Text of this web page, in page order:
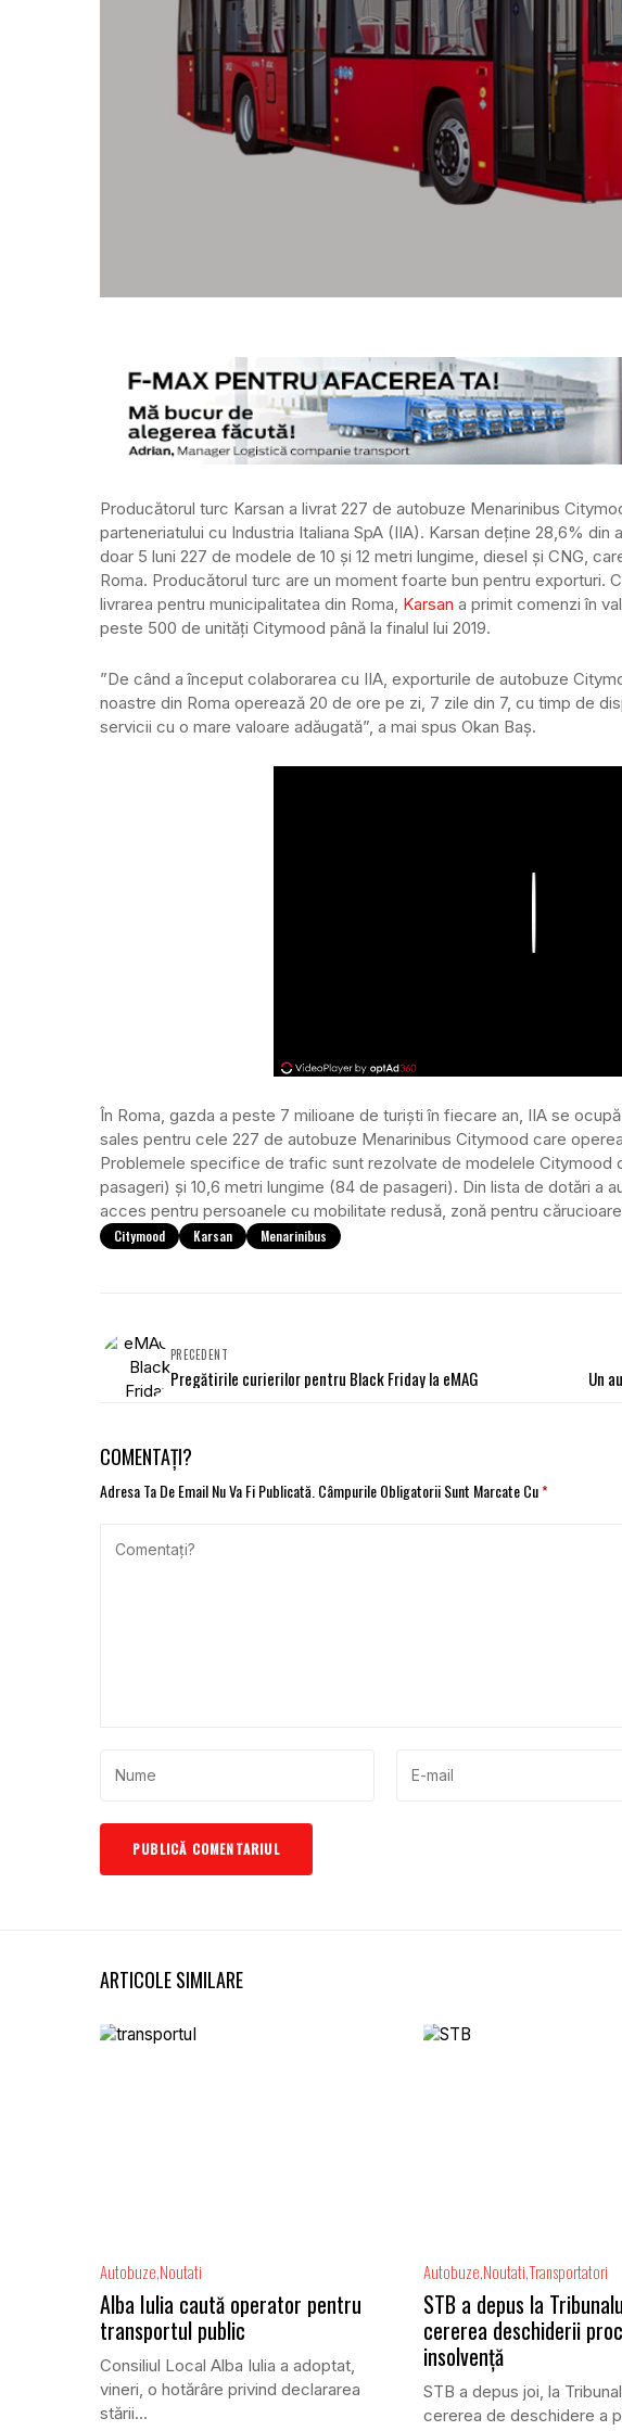
Producătorul turc Karsan a livrat 227 de autobuze Menarinibus
parteneriatului cu Industria Italiana SpA (IIA). Karsan deține 28,6% din
doar 5 luni 227 de modele de 10 și 12 metri lungime, diesel și CNG,
Roma. Producătorul turc are un moment foarte bun pentru exporturi.
livrarea pentru municipalitatea din Roma, Karsan a primit comenzi în
peste 500 de unități Citymood până la finalul lui 2019.
”De când a început colaborarea cu IIA, exporturile de autobuze
noastre din Roma operează 20 de ore pe zi, 7 zile din 7, cu timp de
servicii cu o mare valoare adăugată”, a mai spus Okan Baş.
În Roma, gazda a peste 7 milioane de turiști în fiecare an, IIA se
sales pentru cele 227 de autobuze Menarinibus Citymood care
Problemele specifice de trafic sunt rezolvate de modelele Citymood
pasageri) și 10,6 metri lungime (84 de pasageri). Din lista de dotări a
acces pentru persoanele cu mobilitate redusă, zonă pentru
Citymood Karsan Menarinibus
PRECEDENT
Pregătirile curierilor pentru Black Friday la eMAG Un
COMENTAȚI?
Adresa Ta De Email Nu Va Fi Publicată. Câmpurile Obligatorii Sunt Marcate Cu*
ARTICOLE SIMILARE
Autobuze Noutati
Alba Iulia caută operator pentru
transportul public
Consiliul Local Alba Iulia a adoptat,
vineri, o hotărâre privind declararea
stării...
Autobuze NoutatiTransportatori
STB a depus la
cererea deschiderii
insolvență
STB a depus joi, la
cererea de deschidere a